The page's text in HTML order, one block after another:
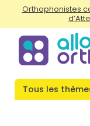
Orthophonistes
Tous les